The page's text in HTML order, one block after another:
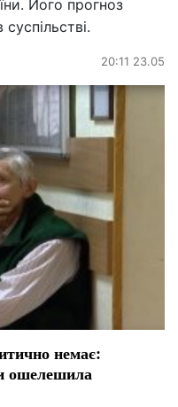
Його прогноз
20:11 23.05
немає:
ошелешила